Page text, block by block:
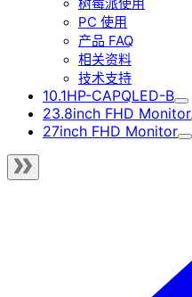
PC 使用
产品 FAQ
相关资料
技术支持
10.1HP-CAPQLED-B
23.8inch FHD Monitor
27inch FHD Monitor